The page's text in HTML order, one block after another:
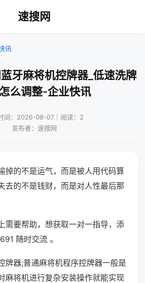
速搜网
讯
牙麻将机控牌器_低速洗牌
么调整-企业快讯
间：2026-08-07｜阅读：2
发布者：速搜网
掉的不是运气，而是被人用代码算
去的不是钱财，而是对人性最后那
需要帮助，想获取一对一指导，添
随时交流 。
牌器;普通麻将机程序控牌器一般是
麻将机进行复杂安装操作就能实现